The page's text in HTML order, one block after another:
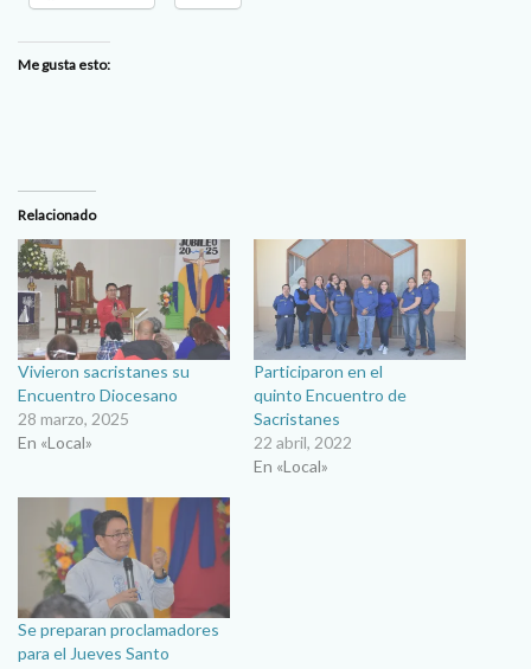
Me gusta esto:
Relacionado
Vivieron sacristanes su
Encuentro Diocesano
28 marzo, 2025
En «Local»
Participaron en el
quinto Encuentro de
Sacristanes
22 abril, 2022
En «Local»
Se preparan proclamadores
para el Jueves Santo